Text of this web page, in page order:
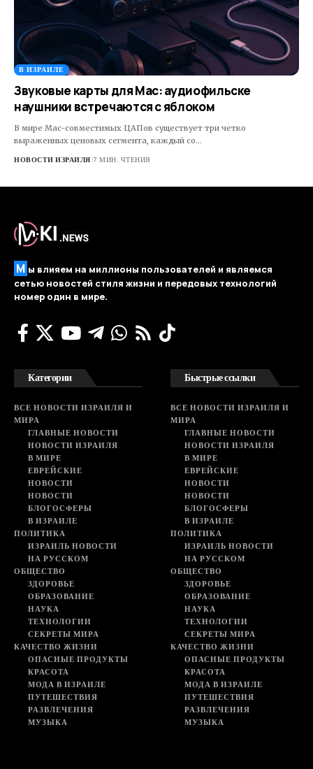
В ИЗРАИЛЕ
Звуковые карты для Mac: аудиофильске
наушники встречаются с яблоком
В мире Mac-совместимых ЦАПов существует три четко
выраженных ценовых сегмента, каждый со…
НОВОСТИ ИЗРАИЛЯ 7 МИН. ЧТЕНИЯ
М ы влияем на миллионы пользователей и являемся
сетью новостей стиля жизни и передовых технологий
номер один в мире.
Категории
ВСЕ НОВОСТИ ИЗРАИЛЯ И
МИРА
ГЛАВНЫЕ НОВОСТИ
НОВОСТИ ИЗРАИЛЯ
В МИРЕ
ЕВРЕЙСКИЕ
НОВОСТИ
НОВОСТИ
БЛОГОСФЕРЫ
В ИЗРАИЛЕ
ПОЛИТИКА
ИЗРАИЛЬ НОВОСТИ
НА РУССКОМ
ОБЩЕСТВО
ЗДОРОВЬЕ
ОБРАЗОВАНИЕ
НАУКА
ТЕХНОЛОГИИ
СЕКРЕТЫ МИРА
КАЧЕСТВО ЖИЗНИ
ОПАСНЫЕ ПРОДУКТЫ
КРАСОТА
МОДА В ИЗРАИЛЕ
ПУТЕШЕСТВИЯ
РАЗВЛЕЧЕНИЯ
МУЗЫКА
Быстрые ссылки
ВСЕ НОВОСТИ ИЗРАИЛЯ И
МИРА
ГЛАВНЫЕ НОВОСТИ
НОВОСТИ ИЗРАИЛЯ
В МИРЕ
ЕВРЕЙСКИЕ
НОВОСТИ
НОВОСТИ
БЛОГОСФЕРЫ
В ИЗРАИЛЕ
ПОЛИТИКА
ИЗРАИЛЬ НОВОСТИ
НА РУССКОМ
ОБЩЕСТВО
ЗДОРОВЬЕ
ОБРАЗОВАНИЕ
НАУКА
ТЕХНОЛОГИИ
СЕКРЕТЫ МИРА
КАЧЕСТВО ЖИЗНИ
ОПАСНЫЕ ПРОДУКТЫ
КРАСОТА
МОДА В ИЗРАИЛЕ
ПУТЕШЕСТВИЯ
РАЗВЛЕЧЕНИЯ
МУЗЫКА